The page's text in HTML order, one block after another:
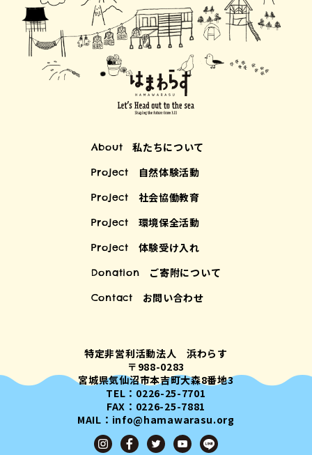
About 私たちについて
Project 自然体験活動
Project 社会協働教育
Project 環境保全活動
Project 体験受け入れ
Donation ご寄附について
Contact お問い合わせ
特定非営利活動法人 浜わらす
〒988-0283
宮城県気仙沼市本吉町大森8番地3
TEL：0226-25-7701
FAX：0226-25-7881
MAIL：info@hamawarasu.org